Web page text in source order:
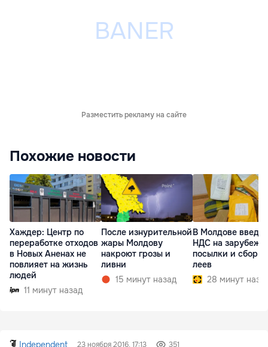
Разместить рекламу на сайте
Похожие новости
Хаждер: Центр по
переработке отходов
в Новых Аненах не
повлияет на жизнь
людей
11 минут назад
После изнурительной
жары Молдову
накроют грозы и
ливни
15 минут назад
В Молдове введут
НДС на
посылки и сбор в
леев
28 минут
Independent 23 ноября 2016, 17:13 351